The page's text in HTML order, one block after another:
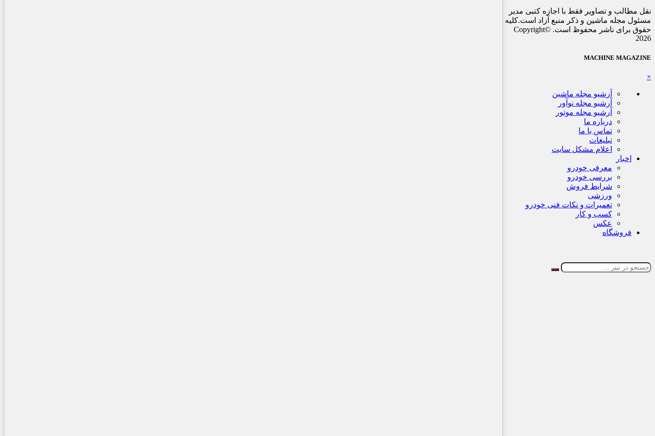
نقل مطالب و تصاویر فقط با اجازه کتبی مدیر
مسئول مجله ماشین و ذکر منبع آزاد است.کلیه
حقوق برای ناشر محفوظ است. ©Copyright
2026
MACHINE MAGAZINE
×
آرشیو مجله ماشین
آرشیو مجله نوآور
آرشیو مجله موتور
درباره ما
تماس با ما
تبلیغات
اعلام مشکل سایت
اخبار
معرفی خودرو
بررسی خودرو
شرایط فروش
ورزشی
تعمیرات و نکات فنی خودرو
کسب و کار
عکس
فروشگاه